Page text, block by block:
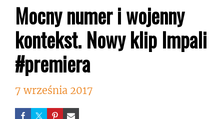
Mocny numer i wojenny
kontekst. Nowy klip Impali
#premiera
7 września 2017